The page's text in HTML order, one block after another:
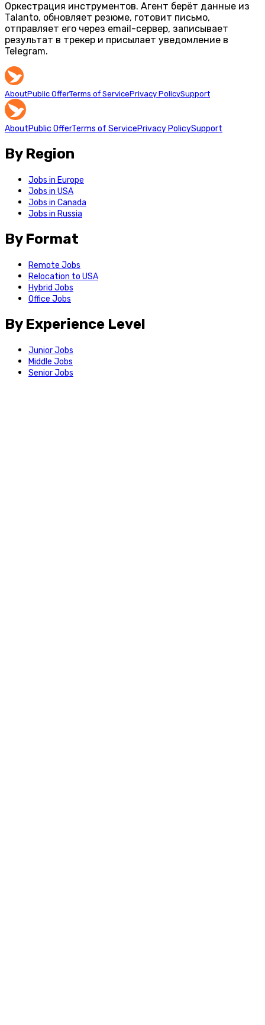
Оркестрация инструментов. Агент берёт данные из
Talanto, обновляет резюме, готовит письмо,
отправляет его через email-сервер, записывает
результат в трекер и присылает уведомление в
Telegram.
AboutPublic OfferTerms of ServicePrivacy PolicySupport
AboutPublic OfferTerms of ServicePrivacy PolicySupport
By Region
Jobs in Europe
Jobs in USA
Jobs in Canada
Jobs in Russia
By Format
Remote Jobs
Relocation to USA
Hybrid Jobs
Office Jobs
By Experience Level
Junior Jobs
Middle Jobs
Senior Jobs